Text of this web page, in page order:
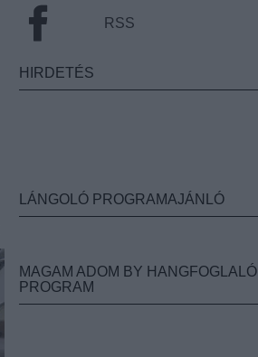
RSS
HIRDETÉS
LÁNGOLÓ PROGRAMAJÁNLÓ
MAGAM ADOM BY HANGFOGLALÓ
PROGRAM